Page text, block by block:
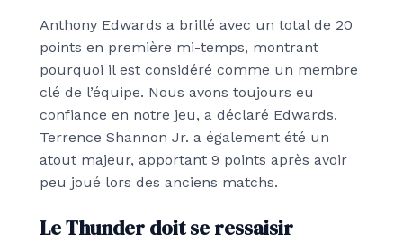
Anthony Edwards a brillé avec un total de 20
points en première mi-temps, montrant
pourquoi il est considéré comme un membre
clé de l’équipe. Nous avons toujours eu
confiance en notre jeu, a déclaré Edwards.
Terrence Shannon Jr. a également été un
atout majeur, apportant 9 points après avoir
peu joué lors des anciens matchs.
Le Thunder doit se ressaisir